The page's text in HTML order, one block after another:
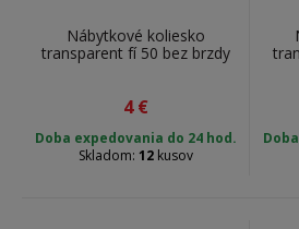
Nábytkové koliesko
transparent fí 50 bez brzdy
4 €
Doba expedovania do 24 hod.
Skladom: 12kusov